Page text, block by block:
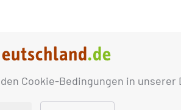
Cookie-Bedingungen in unserer